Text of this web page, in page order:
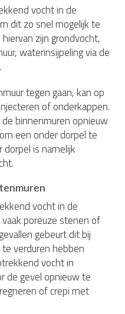
vocht in de
dit zo snel mogelijk te
zijn grondvocht,
waterinsijpeling via de
tegen gaan, kan op
of onderkappen.
binnenmuren opnieuw
een onder dorpel te
dorpel is namelijk
vocht in de
poreuze stenen of
gebeurt dit bij
verduren hebben
vocht in
de gevel opnieuw te
of crepi met